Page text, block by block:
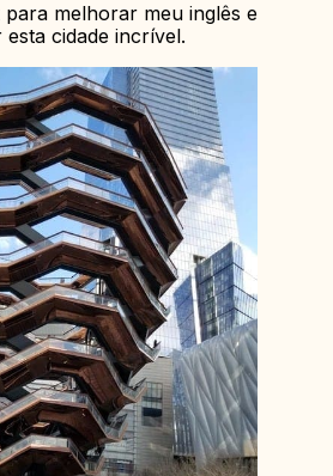
melhorar meu inglês e
cidade incrível.